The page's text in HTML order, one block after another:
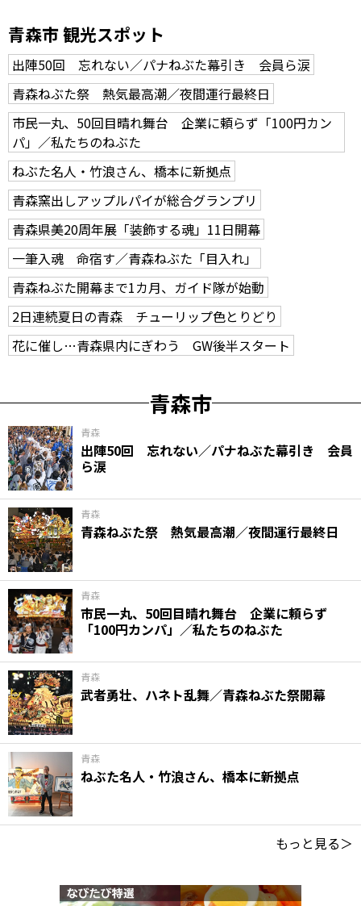
青森市 観光スポット
出陣50回 忘れない／パナねぶた幕引き 会員ら涙
青森ねぶた祭 熱気最高潮／夜間運行最終日
市民一丸、50回目晴れ舞台 企業に頼らず「100円カン
パ」／私たちのねぶた
ねぶた名人・竹浪さん、橋本に新拠点
青森窯出しアップルパイが総合グランプリ
青森県美20周年展「装飾する魂」11日開幕
一筆入魂 命宿す／青森ねぶた「目入れ」
青森ねぶた開幕まで1カ月、ガイド隊が始動
2日連続夏日の青森 チューリップ色とりどり
花に催し…青森県内にぎわう GW後半スタート
青森市
青森
出陣50回 忘れない／パナねぶた幕引き 会員
ら涙
青森
青森ねぶた祭 熱気最高潮／夜間運行最終日
青森
市民一丸、50回目晴れ舞台 企業に頼らず
「100円カンパ」／私たちのねぶた
青森
武者勇壮、ハネト乱舞／青森ねぶた祭開幕
青森
ねぶた名人・竹浪さん、橋本に新拠点
もっと見る＞